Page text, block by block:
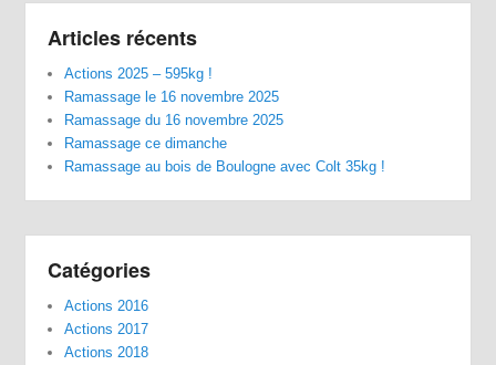
Articles récents
Actions 2025 – 595kg !
Ramassage le 16 novembre 2025
Ramassage du 16 novembre 2025
Ramassage ce dimanche
Ramassage au bois de Boulogne avec Colt 35kg !
Catégories
Actions 2016
Actions 2017
Actions 2018